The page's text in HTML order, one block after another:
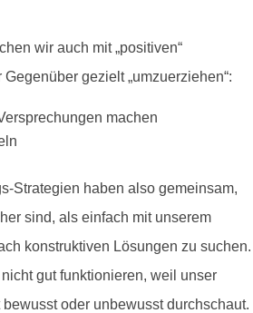
wir auch mit „positiven“
gezielt „umzuerziehen“:
machen
Strategien haben also gemeinsam,
sind, als einfach mit unserem
konstruktiven Lösungen zu suchen.
gut funktionieren, weil unser
oder unbewusst durchschaut.